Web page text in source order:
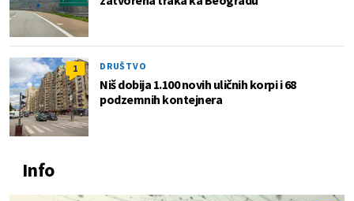
1 DRUŠTVO
Niš dobija 1.100 novih uličnih korpi i 68
podzemnih kontejnera
Info